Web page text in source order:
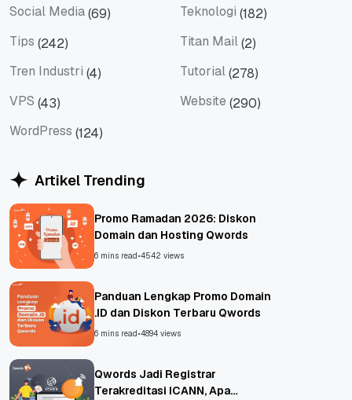
Social Media(69) Teknologi (182)
Tips (242) Titan Mail(2)
Tren Industri (4) Tutorial(278)
VPS (43) Website (290)
WordPress (124)
Artikel Trending
Promo Ramadan 2026: Diskon
Domain dan Hosting Qwords
6 mins read•4542 views
Panduan Lengkap Promo Domain
.ID dan Diskon Terbaru Qwords
6 mins read•4894 views
Qwords Jadi Registrar
Terakreditasi ICANN, Apa